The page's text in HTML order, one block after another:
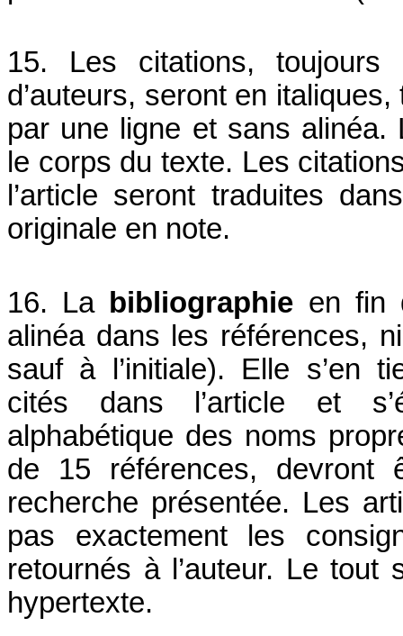
15. Les citations,
d’auteurs, seront en
par une ligne et sans alinéa.
le corps du texte. Les
l’article seront traduites
originale en note.
16. Labibliographie en fin
alinéa dans les références,
sauf à l’initiale). Elle s’en
cités dans l’article et
alphabétique des noms
de 15 références,
recherche présentée. Les
pas exactement les
retournés à l’auteur. Le
hypertexte.